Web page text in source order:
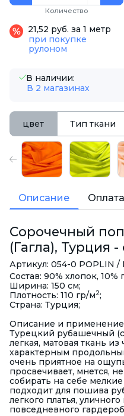
Количество
21,52 руб. за 1 метр
при покупке
рулоном
В наличии:
В 2 магазинах
цвет Тип ткани
Описание Оплата
Сорочечный
(Гагла), Турция
Артикул: 054-0 POPLIN /
Состав: 90% хлопок, 10%
Ширина: 150 см;
Плотность: 110 гр/м2;
Страна: Турция;
Описание и
Турецкий рубашечный
легкая, матовая ткань из
характерным
очень приятное на
просвечивает, мнется,
собирать на себе
подходит для пошива
легкого платья,
повседневного